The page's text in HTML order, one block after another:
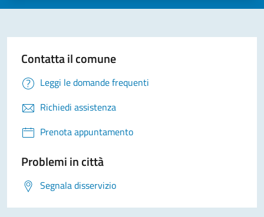
Contatta il comune
Leggi le domande frequenti
Richiedi assistenza
Prenota appuntamento
Problemi in città
Segnala disservizio